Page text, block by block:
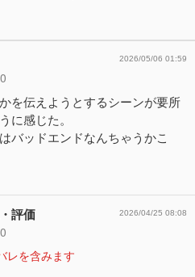
0
2026/05/06 01:59
を伝えようとするシーンが要所
に感じた。
バッドエンドなんちゃうかこ
評価
0
2026/04/25 08:08
レを含みます